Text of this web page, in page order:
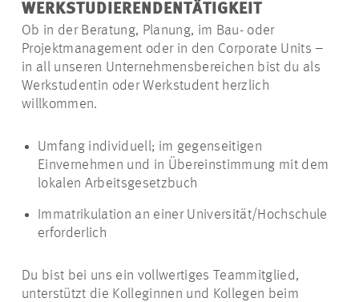
WERKSTUDIERENDENTÄTIGKEIT
Ob in der Beratung, Planung, im Bau- oder
Projektmanagement oder in den Corporate Units –
in all unseren Unternehmensbereichen bist du als
Werkstudentin oder Werkstudent herzlich
willkommen.
Umfang individuell; im gegenseitigen
Einvernehmen und in Übereinstimmung mit dem
lokalen Arbeitsgesetzbuch
Immatrikulation an einer Universität/Hochschule
erforderlich
Du bist bei uns ein vollwertiges Teammitglied,
unterstützt die Kolleginnen und Kollegen beim